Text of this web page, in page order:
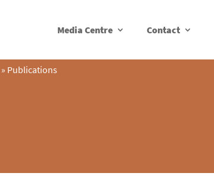
Media Centre Contact
» Publications